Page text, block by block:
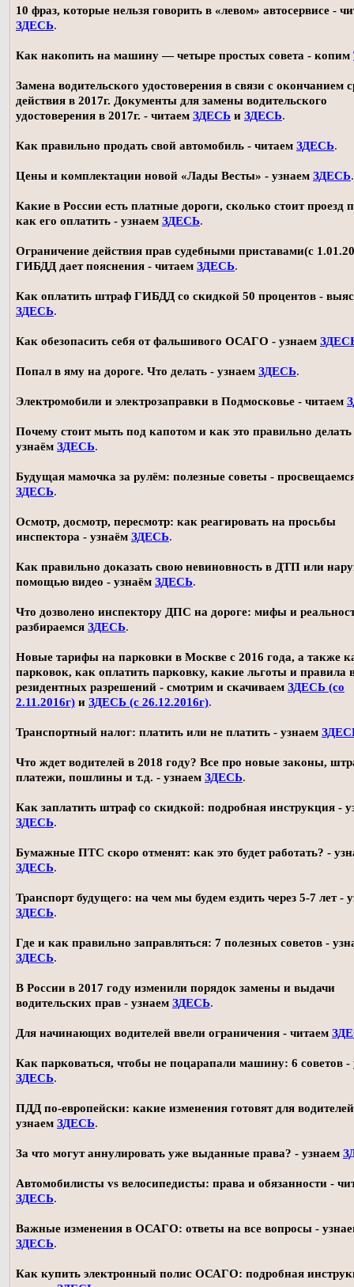
10 фраз, которые нельзя говорить в «левом» автосервисе -
ЗДЕСЬ.
Как накопить на машину — четыре простых совета - копим
Замена водительского удостоверения в связи с окончанием
действия в 2017г. Документы для замены водительского
удостоверения в 2017г. - читаем ЗДЕСЬ и ЗДЕСЬ.
Как правильно продать свой автомобиль - читаем ЗДЕСЬ.
Цены и комплектации новой «Лады Весты» - узнаем ЗДЕСЬ.
Какие в России есть платные дороги, сколько стоит проезд
как его оплатить - узнаем ЗДЕСЬ.
Ограничение действия прав судебными приставами(с
ГИБДД дает пояснения - читаем ЗДЕСЬ.
Как оплатить штраф ГИБДД со скидкой 50 процентов -
ЗДЕСЬ.
Как обезопасить себя от фальшивого ОСАГО - узнаем
Попал в яму на дороге. Что делать - узнаем ЗДЕСЬ.
Электромобили и электрозаправки в Подмосковье - читаем
Почему стоит мыть под капотом и как это правильно делать
узнаём ЗДЕСЬ.
Будущая мамочка за рулём: полезные советы -
ЗДЕСЬ.
Осмотр, досмотр, пересмотр: как реагировать на просьбы
инспектора - узнаём ЗДЕСЬ.
Как правильно доказать свою невиновность в ДТП или
помощью видео - узнаём ЗДЕСЬ.
Что дозволено инспектору ДПС на дороге: мифы и
разбираемся ЗДЕСЬ.
Новые тарифы на парковки в Москве с 2016 года, а также
парковок, как оплатить парковку, какие льготы и правила
резидентных разрешений - смотрим и скачиваем ЗДЕСЬ (со
2.11.2016г) и ЗДЕСЬ (с 26.12.2016г).
Транспортный налог: платить или не платить - узнаем
Что ждет водителей в 2018 году? Все про новые законы,
платежи, пошлины и т.д. - узнаем ЗДЕСЬ.
Как заплатить штраф со скидкой: подробная инструкция -
ЗДЕСЬ.
Бумажные ПТС скоро отменят: как это будет работать? -
ЗДЕСЬ.
Транспорт будущего: на чем мы будем ездить через 5-7 лет -
ЗДЕСЬ.
Где и как правильно заправляться: 7 полезных советов -
ЗДЕСЬ.
В России в 2017 году изменили порядок замены и выдачи
водительских прав - узнаем ЗДЕСЬ.
Для начинающих водителей ввели ограничения - читаем
Как парковаться, чтобы не поцарапали машину: 6 советов -
ЗДЕСЬ.
ПДД по-европейски: какие изменения готовят для
узнаем ЗДЕСЬ.
За что могут аннулировать уже выданные права? - узнаем
Автомобилисты vs велосипедисты: права и обязанности -
ЗДЕСЬ.
Важные изменения в ОСАГО: ответы на все вопросы -
ЗДЕСЬ.
Как купить электронный полис ОСАГО: подробная